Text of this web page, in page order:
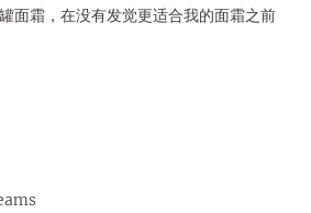
面霜，在没有发觉更适合我的面霜之前